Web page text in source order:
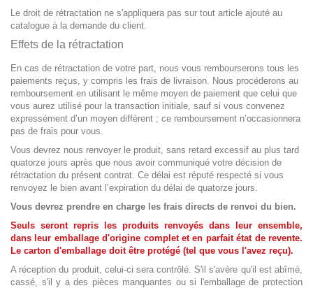
Le droit de rétractation ne s'appliquera pas sur tout article ajouté au
catalogue à la demande du client.
Effets de la rétractation
En cas de rétractation de votre part, nous vous rembourserons tous les
paiements reçus, y compris les frais de livraison. Nous procéderons au
remboursement en utilisant le même moyen de paiement que celui que
vous aurez utilisé pour la transaction initiale, sauf si vous convenez
expressément d’un moyen différent ; ce remboursement n’occasionnera
pas de frais pour vous.
Vous devrez nous renvoyer le produit, sans retard excessif au plus tard
quatorze jours après que nous avoir communiqué votre décision de
rétractation du présent contrat. Ce délai est réputé respecté si vous
renvoyez le bien avant l’expiration du délai de quatorze jours.
Vous devrez prendre en charge les frais directs de renvoi du bien.
Seuls seront repris les produits renvoyés dans leur ensemble,
dans leur emballage d'origine complet et en parfait état de revente.
Le carton d'emballage doit être protégé (tel que vous l'avez reçu).
A réception du produit, celui-ci sera contrôlé. S'il s'avère qu'il est abîmé,
cassé, s'il y a des pièces manquantes ou si l'emballage de protection